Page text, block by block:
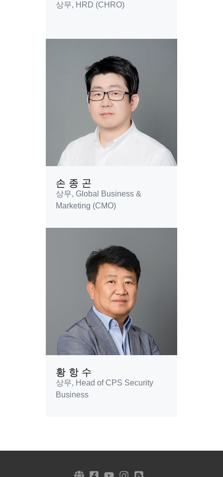
상무, HRD (CHRO)
손 종 곤
상무, Global Business &
Marketing (CMO)
황 항 수
상무, Head of CPS Security
Business